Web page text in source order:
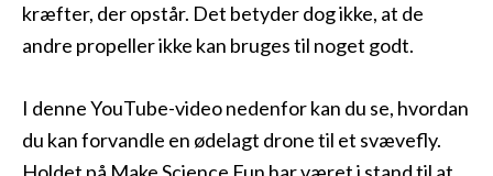
kræfter, der opstår. Det betyder dog ikke, at de
andre propeller ikke kan bruges til noget godt.
I denne YouTube-video nedenfor kan du se, hvordan
du kan forvandle en ødelagt drone til et svævefly.